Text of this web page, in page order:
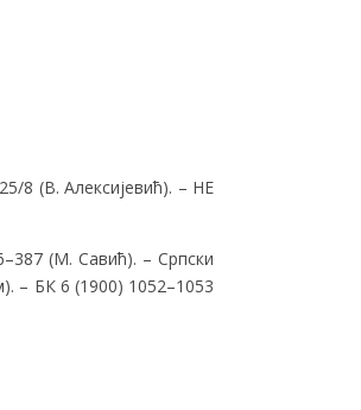
8 (В. Алексијевић). – НЕ
(М. Савић). – Српски
– БК 6 (1900) 1052–1053